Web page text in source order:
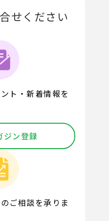
せください
ト・新着情報を
ジン登録
ご相談を承りま